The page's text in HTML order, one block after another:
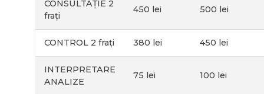
CONSULTAȚIE 2
frați
450 lei 500 lei
CONTROL 2 frați 380 lei 450 lei
INTERPRETARE
ANALIZE
75 lei 100 lei